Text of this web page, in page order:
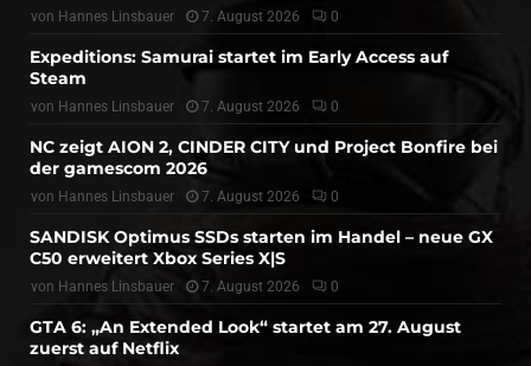
von Hannes Linsbauer 7. August 2026 0
Expeditions: Samurai startet im Early Access auf
Steam
von Hannes Linsbauer 7. August 2026 0
NC zeigt AION 2, CINDER CITY und Project Bonfire bei
der gamescom 2026
von Hannes Linsbauer 7. August 2026 0
SANDISK Optimus SSDs starten im Handel – neue GX
C50 erweitert Xbox Series X|S
von Hannes Linsbauer 7. August 2026 0
GTA 6: „An Extended Look“ startet am 27. August
zuerst auf Netflix